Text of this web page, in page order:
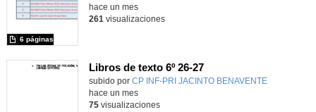
6 páginas
hace un mes
261 visualizaciones
Libros de texto 6º 26-27
subido por CP INF-PRI JACINTO BENAVENTE-
hace un mes
75visualizaciones